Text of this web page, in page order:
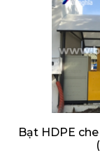
Bạt HDPE